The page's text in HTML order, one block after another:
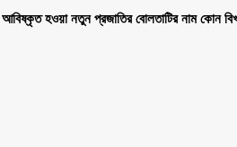
আবিষ্কৃত হওয়া নতুন প্রজাতির বোলতাটির নাম কোন